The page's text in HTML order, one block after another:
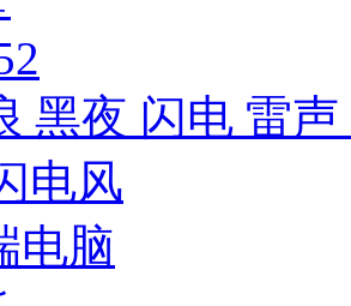
黑夜 闪电 雷